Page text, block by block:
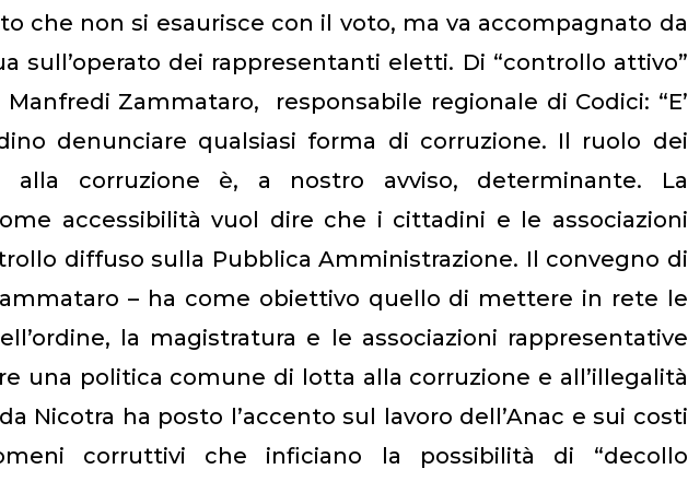
che non si esaurisce con il voto, ma va accompagnato da
sull’operato dei rappresentanti eletti. Di “controllo attivo”
Manfredi Zammataro, responsabile regionale di Codici: “E’
denunciare qualsiasi forma di corruzione. Il ruolo dei
corruzione è, a nostro avviso, determinante. La
accessibilità vuol dire che i cittadini e le associazioni
diffuso sulla Pubblica Amministrazione. Il convegno di
– ha come obiettivo quello di mettere in rete le
la magistratura e le associazioni rappresentative
una politica comune di lotta alla corruzione e all’illegalità
Nicotra ha posto l’accento sul lavoro dell’Anac e sui costi
corruttivi che inficiano la possibilità di “decollo